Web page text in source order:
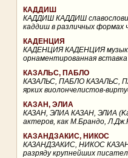
КАДДИШ
КАДДИШ КАДДИШ
каддиш в различных формах
КАДЕНЦИЯ
КАДЕНЦИЯ КАДЕНЦИЯ
орнаментированная
КАЗАЛЬС, ПАБЛО
КАЗАЛЬС, ПАБЛО КАЗАЛЬС,
ярких виолончелистов-
КАЗАН, ЭЛИА
КАЗАН, ЭЛИА КАЗАН, ЭЛИА
актеров, как М.Брандо,
КАЗАНДЗАКИС, НИКОС
КАЗАНДЗАКИС, НИКОС
разряду крупнейших